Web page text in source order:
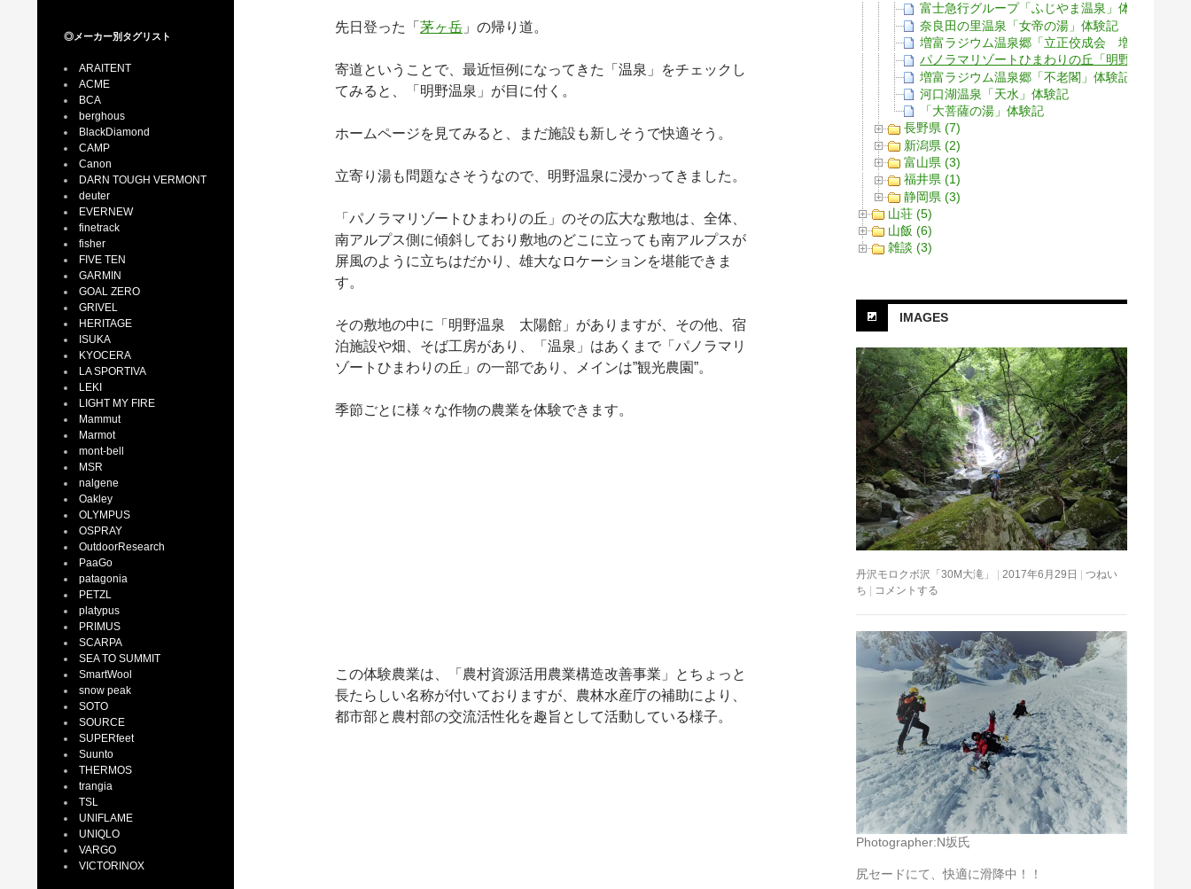
先日登った「 茅ヶ岳 」の帰り道。
寄道ということで、最近恒例になってきた「温泉」をチェックし
てみると、「明野温泉」が目に付く。
ホームページを見てみると、まだ施設も新しそうで快適そう。
立寄り湯も問題なさそうなので、明野温泉に浸かってきました。
「パノラマリゾートひまわりの丘」のその広大な敷地は、全体、
南アルプス側に傾斜しており敷地のどこに立っても南アルプスが
屏風のように立ちはだかり、雄大なロケーションを堪能できま
す。
その敷地の中に「明野温泉 太陽館」がありますが、その他、宿
泊施設や畑、そば工房があり、「温泉」はあくまで「パノラマリ
ゾートひまわりの丘」の一部であり、メインは”観光農園”。
季節ごとに様々な作物の農業を体験できます。
この体験農業は、「農村資源活用農業構造改善事業」とちょっと
長たらしい名称が付いておりますが、農林水産庁の補助により、
都市部と農村部の交流活性化を趣旨として活動している様子。
富士急行グループ「ふじやま温泉」体験記
奈良田の里温泉「女帝の湯」体験記
増富ラジウム温泉郷「立正佼成会 増富佼成寮
パノラマリゾートひまわりの丘「明野温泉 太
増富ラジウム温泉郷「不老閣」体験記
河口湖温泉「天水」体験記
「大菩薩の湯」体験記
長野県 (7)
新潟県 (2)
富山県 (3)
福井県 (1)
静岡県 (3)
山荘 (5)
山飯 (6)
雑談 (3)
IMAGES
丹沢モロクボ沢「30M大滝」 2017年6月29日
つねい
ち
コメントする
Photographer:N坂氏
尻セードにて、快適に滑降中！！
◎メーカー別タグリスト
ARAITENT
ACME
BCA
berghous
BlackDiamond
CAMP
Canon
DARN TOUGH VERMONT
deuter
EVERNEW
finetrack
fisher
FIVE TEN
GARMIN
GOAL ZERO
GRIVEL
HERITAGE
ISUKA
KYOCERA
LA SPORTIVA
LEKI
LIGHT MY FIRE
Mammut
Marmot
mont-bell
MSR
nalgene
Oakley
OLYMPUS
OSPRAY
OutdoorResearch
PaaGo
patagonia
PETZL
platypus
PRIMUS
SCARPA
SEA TO SUMMIT
SmartWool
snow peak
SOTO
SOURCE
SUPERfeet
Suunto
THERMOS
trangia
TSL
UNIFLAME
UNIQLO
VARGO
VICTORINOX